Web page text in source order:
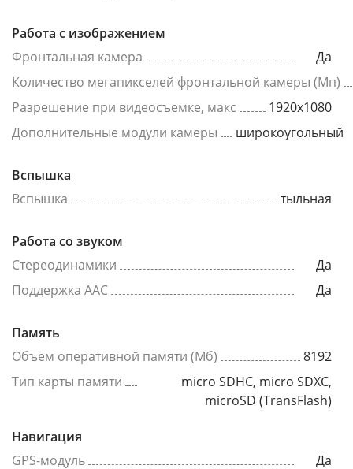
Работа с изображением
Фронтальная камера
Да
Количество мегапикселей фронтальной камеры (Мп)
Разрешение при видеосъемке, макс
1920x1080
Дополнительные модули камеры
широкоугольный
Вспышка
Вспышка
тыльная
Работа со звуком
Стереодинамики
Да
Поддержка AAC
Да
Память
Объем оперативной памяти (Мб)
8192
Тип карты памяти
micro SDHC, micro SDXC,
microSD (TransFlash)
Навигация
GPS-модуль
Да